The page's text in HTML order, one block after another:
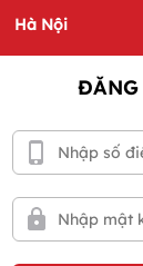
ĐĂNG